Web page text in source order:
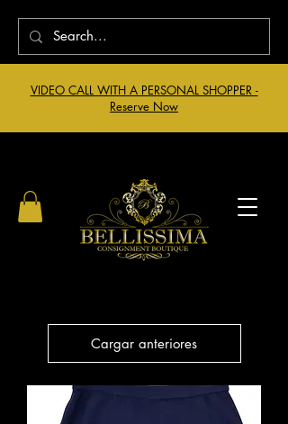
VIDEO CALL WITH A PERSONAL SHOPPER -
Reserve Now
Cargar anteriores